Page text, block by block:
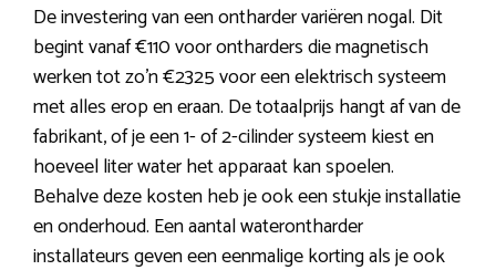
De investering van een ontharder variëren nogal. Dit
begint vanaf €110 voor ontharders die magnetisch
werken tot zo’n €2325 voor een elektrisch systeem
met alles erop en eraan. De totaalprijs hangt af van de
fabrikant, of je een 1- of 2-cilinder systeem kiest en
hoeveel liter water het apparaat kan spoelen.
Behalve deze kosten heb je ook een stukje installatie
en onderhoud. Een aantal waterontharder
installateurs geven een eenmalige korting als je ook